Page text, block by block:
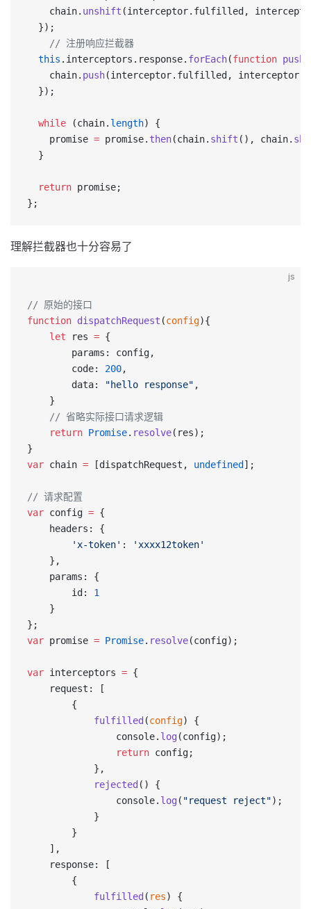
    chain.
unshift (interceptor.fulfilled,
  });
	// 注册响应拦截器
  this
.interceptors.response. forEach(function
    chain.
push(interceptor.fulfilled,
  });
  while
(chain. length) {
    promise
= promise. then(chain. shift (), chain.
  }
  return
promise;
};
理解拦截器也十分容易了
js
// 原始的接口
function dispatchRequest (config){
    let
res = {
        params: config,
        code:
200,
        data:
"hello response" ,
    }
    // 省略实际接口请求逻辑
    return
Promise. resolve(res);
}
var chain = [dispatchRequest, undefined ];
// 请求配置
var config = {
    headers: {
        'x-token'
:
'xxxx12token'
    },
    params: {
        id:
1
    }
};
var promise = Promise. resolve(config);
var interceptors = {
    request: [
        {
            fulfilled
(config) {
                console.
log (config);
                return
config;
            },
            rejected
() {
                console.
log ( "request reject");
            }
        }
    ],
    response: [
        {
            fulfilled
( res) {